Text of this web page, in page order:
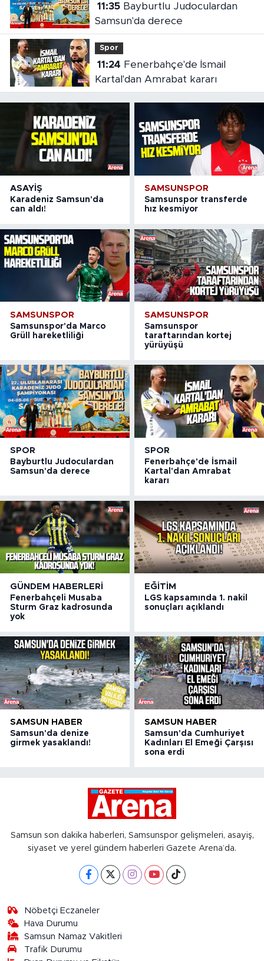
11:35Bayburtlu Judoculardan
Samsun'da derece
Spor
11:24
Kartal'dan Amrabat kararı
ASAYIŞ
Karadeniz Samsun'da
can aldı!
SAMSUNSPOR
Samsunspor transferde
hız kesmiyor
SAMSUNSPOR
Samsunspor'da Marco
Grüll hareketliliği
SAMSUNSPOR
Samsunspor
taraftarından kortej
yürüyüşü
SPOR
Bayburtlu Judoculardan
Samsun'da derece
SPOR
Fenerbahçe'de İsmail
Kartal'dan Amrabat
kararı
GÜNDEM HABERLERI
Fenerbahçeli Musaba
Sturm Graz kadrosunda
yok
EĞITIM
LGS kapsamında 1. nakil
sonuçları açıklandı
SAMSUN HABER
Samsun'da denize
girmek yasaklandı!
SAMSUN HABER
Samsun'da Cumhuriyet
Kadınları El Emeği Çarşısı
sona erdi
Samsun son dakika haberleri, Samsunspor gelişmeleri, asayiş,
siyaset ve yerel gündem haberleri Gazete Arena’da.
Nöbetçi Eczaneler
Hava Durumu
Samsun Namaz Vakitleri
Trafik Durumu